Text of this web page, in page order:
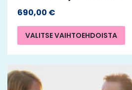
690,00 €
VALITSE VAIHTOEHDOISTA